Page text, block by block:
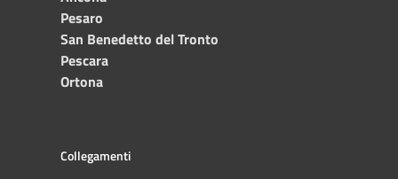
Pesaro
San Benedetto del Tronto
Pescara
Ortona
Collegamenti